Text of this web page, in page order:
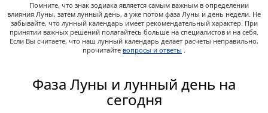
Помните, что знак зодиака является самым важным в определении
влияния Луны, затем лунный день, а уже потом фаза Луны и день недели. Не
забывайте, что лунный календарь имеет рекомендательный характер. При
принятии важных решений полагайтесь больше на специалистов и на себя.
Если Вы считаете, что наш лунный календарь делает расчеты неправильно,
прочитайте вопросы и ответы .
Фаза Луны и лунный день на
сегодня